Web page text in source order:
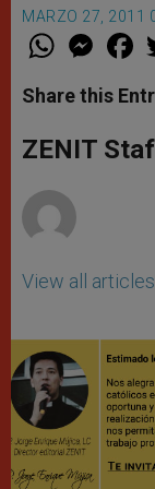
MARZO 27, 2011
W
t
s
p
p
M
e
s
e
g
e
F
a
e
b
o
k
Share this
ZENIT
View all articles